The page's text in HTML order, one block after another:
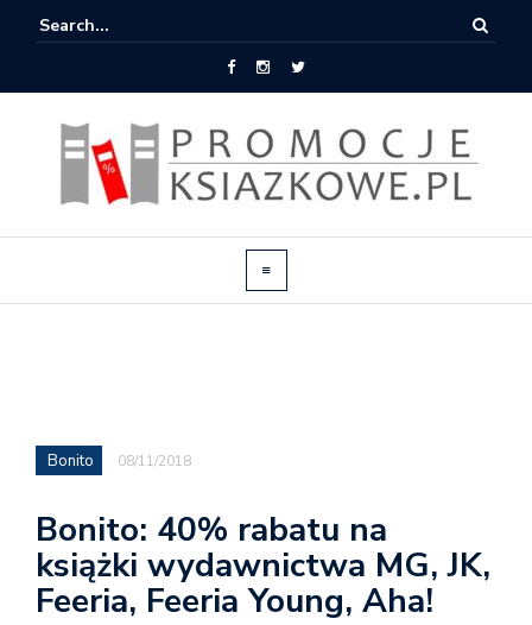
Bonito 08/11/2018
Bonito: 40% rabatu na
książki wydawnictwa MG, JK,
Feeria, Feeria Young, Aha!